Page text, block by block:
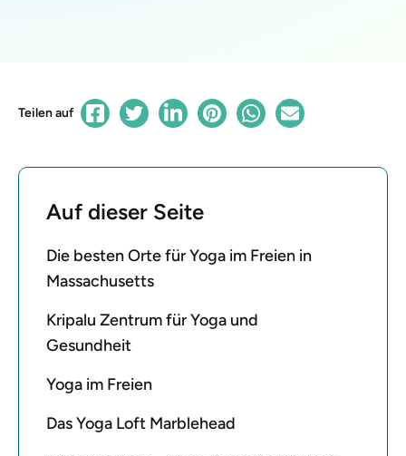
Teilen auf
Auf dieser Seite
Die besten Orte für Yoga im Freien in
Massachusetts
Kripalu Zentrum für Yoga und
Gesundheit
Yoga im Freien
Das Yoga Loft Marblehead